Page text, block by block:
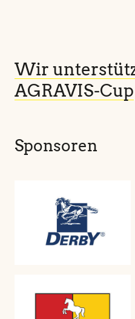
Wir
AGRAVIS-Cup
Sponsoren